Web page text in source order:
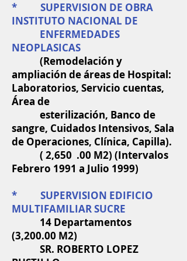
* SUPERVISION DE OBRA
INSTITUTO NACIONAL DE
ENFERMEDADES
NEOPLASICAS
(Remodelación y
ampliación de áreas de Hospital:
Laboratorios, Servicio cuentas,
Área de
esterilización, Banco de
sangre, Cuidados Intensivos, Sala
de Operaciones, Clínica, Capilla).
( 2,650 .00 M2) (Intervalos
Febrero 1991 a Julio 1999)
* SUPERVISION EDIFICIO
MULTIFAMILIAR SUCRE
14 Departamentos
(3,200.00 M2)
SR. ROBERTO LOPEZ